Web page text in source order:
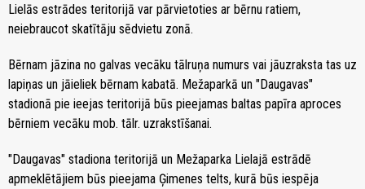
Lielās estrādes teritorijā var pārvietoties ar bērnu ratiem,
neiebraucot skatītāju sēdvietu zonā.
Bērnam jāzina no galvas vecāku tālruņa numurs vai jāuzraksta tas uz
lapiņas un jāieliek bērnam kabatā. Mežaparkā un "Daugavas"
stadionā pie ieejas teritorijā būs pieejamas baltas papīra aproces
bērniem vecāku mob. tālr. uzrakstīšanai.
"Daugavas" stadiona teritorijā un Mežaparka Lielajā estrādē
apmeklētājiem būs pieejama Ģimenes telts, kurā būs iespēja